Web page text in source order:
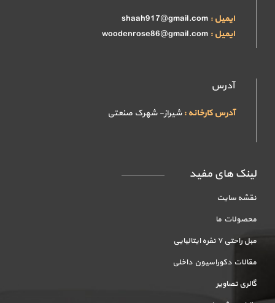
ایمیل :
ایمیل : woodenrose86@gmail.com
آدرس
آدرس کارخانه :شیراز- شهرک صنعتی
لینک های مفید
نقشه سایت
محصولات ما
مبل راحتی ۷ نفره ایتالیایی
مقالات دکوراسیون داخلی
گالری تصاویر